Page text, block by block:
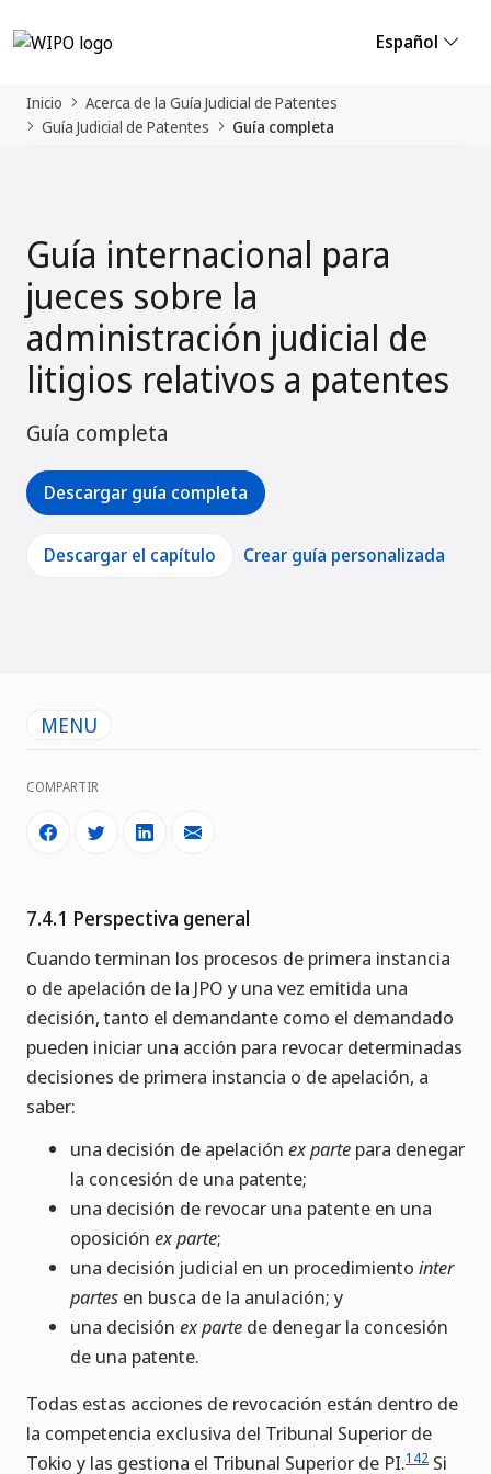
Español
Inicio
Acerca de la Guía Judicial de Patentes
Guía Judicial de Patentes
Guía completa
Guía internacional para
jueces sobre la
administración judicial de
litigios relativos a patentes
Guía completa
Descargar guía completa
Descargar el capítulo Crear guía personalizada
MENU
COMPARTIR
7.4.1 Perspectiva general
Cuando terminan los procesos de primera instancia
o de apelación de la JPO y una vez emitida una
decisión, tanto el demandante como el demandado
pueden iniciar una acción para revocar determinadas
decisiones de primera instancia o de apelación, a
saber:
una decisión de apelación ex parte para denegar
la concesión de una patente;
una decisión de revocar una patente en una
oposición ex parte;
una decisión judicial en un procedimiento inter
partes en busca de la anulación; y
una decisión ex parte de denegar la concesión
de una patente.
Todas estas acciones de revocación están dentro de
la competencia exclusiva del Tribunal Superior de
Tokio y las gestiona el Tribunal Superior de PI.142 Si